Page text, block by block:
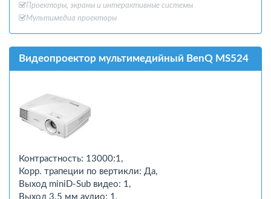
Проекторы, экраны и интерактивные системы
Мультимедиа проекторы
Видеопроектор мультимедийный BenQ MS524
Контрастность: 13000:1,
Корр. трапеции по вертикли: Да,
Выход miniD-Sub видео: 1,
Выход 3.5 мм аудио: 1,